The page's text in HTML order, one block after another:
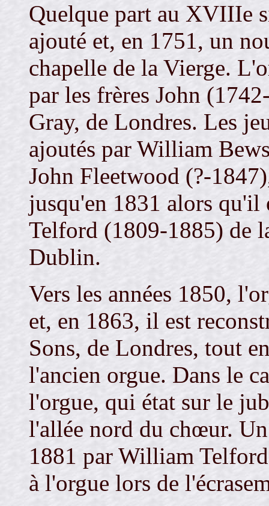
Quelque part au XVIIIe
ajouté et, en 1751, un
chapelle de la Vierge.
par les frères John
Gray, de Londres. Les
ajoutés par William
John Fleetwood (?-
jusqu'en 1831 alors qu'il
Telford (1809-1885) de
Dublin.
Vers les années 1850,
et, en 1863, il est
Sons, de Londres, tout
l'ancien orgue. Dans le
l'orgue, qui état sur le
l'allée nord du chœur.
1881 par William
à l'orgue lors de